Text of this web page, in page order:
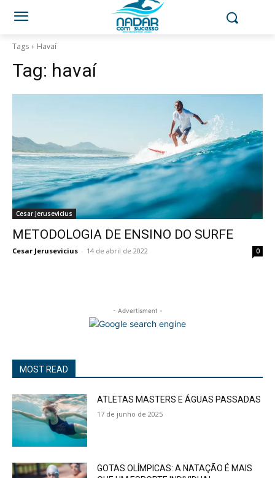
Tags Havaí
Tag: havaí
Cesar Jerusevicius
METODOLOGIA DE ENSINO DO SURFE
Cesar Jerusevicius - 14 de abril de 2022 0
- Advertisment -
MOST READ
ATLETAS MASTERS E ÁGUAS PASSADAS
17 de junho de 2025
GOTAS OLÍMPICAS: A NATAÇÃO É MAIS